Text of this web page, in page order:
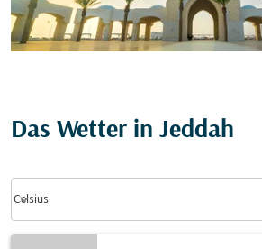
Das Wetter in Jeddah
Celsius
keyboard_arrow_down